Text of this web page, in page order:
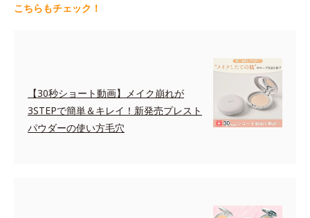
こちらもチェック！
【30秒ショート動画】メイク崩れが
3STEPで簡単＆キレイ！新発売プレスト
パウダーの使い方毛穴